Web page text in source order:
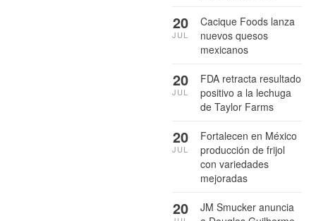
Cacique Foods lanza
nuevos quesos
mexicanos
20
JUL
FDA retracta resultado
positivo a la lechuga
de Taylor Farms
20
JUL
Fortalecen en México
producción de frijol
con variedades
mejoradas
20
JUL
JM Smucker anuncia
20